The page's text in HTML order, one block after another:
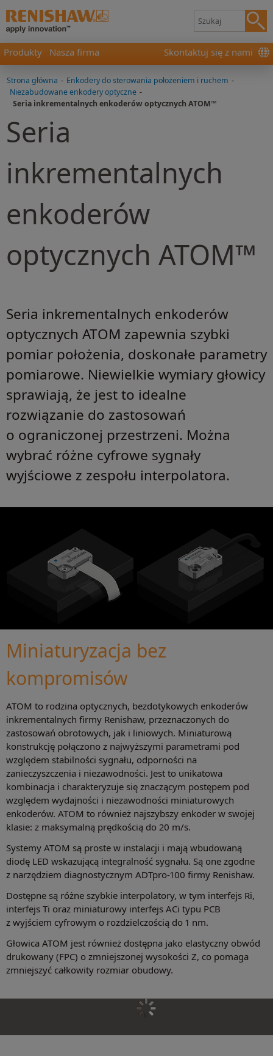
Produkty Nasza firma Skontaktuj się z nami
Strona główna - Enkodery do sterowania położeniem i ruchem -
Niezabudowane enkodery optyczne -
Seria inkrementalnych enkoderów optycznych ATOM™
Seria
inkrementalnych
enkoderów
optycznych ATOM™
Seria inkrementalnych enkoderów
optycznych ATOM zapewnia szybki
pomiar położenia, doskonałe parametry
pomiarowe. Niewielkie wymiary głowicy
sprawiają, że jest to idealne
rozwiązanie do zastosowań
o ograniczonej przestrzeni. Można
wybrać różne cyfrowe sygnały
wyjściowe z zespołu interpolatora.
Miniaturyzacja bez
kompromisów
ATOM to rodzina optycznych, bezdotykowych enkoderów
inkrementalnych firmy Renishaw, przeznaczonych do
zastosowań obrotowych, jak i liniowych. Miniaturową
konstrukcję połączono z najwyższymi parametrami pod
względem stabilności sygnału, odporności na
zanieczyszczenia i niezawodności. Jest to unikatowa
kombinacja i charakteryzuje się znaczącym postępem pod
względem wydajności i niezawodności miniaturowych
enkoderów. ATOM to również najszybszy enkoder w swojej
klasie: z maksymalną prędkością do 20 m/s.
Systemy ATOM są proste w instalacji i mają wbudowaną
diodę LED wskazującą integralność sygnału. Są one zgodne
z narzędziem diagnostycznym ADTpro-100 firmy Renishaw.
Dostępne są różne szybkie interpolatory, w tym interfejs Ri,
interfejs Ti oraz miniaturowy interfejs ACi typu PCB
z wyjściem cyfrowym o rozdzielczością do 1 nm.
Głowica ATOM jest również dostępna jako elastyczny obwód
drukowany (FPC) o zmniejszonej wysokości Z, co pomaga
zmniejszyć całkowity rozmiar obudowy.